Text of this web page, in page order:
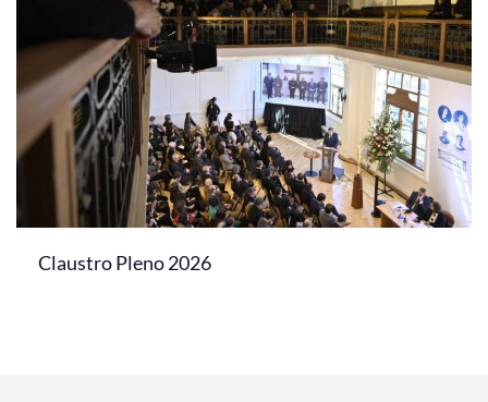
Claustro Pleno 2026